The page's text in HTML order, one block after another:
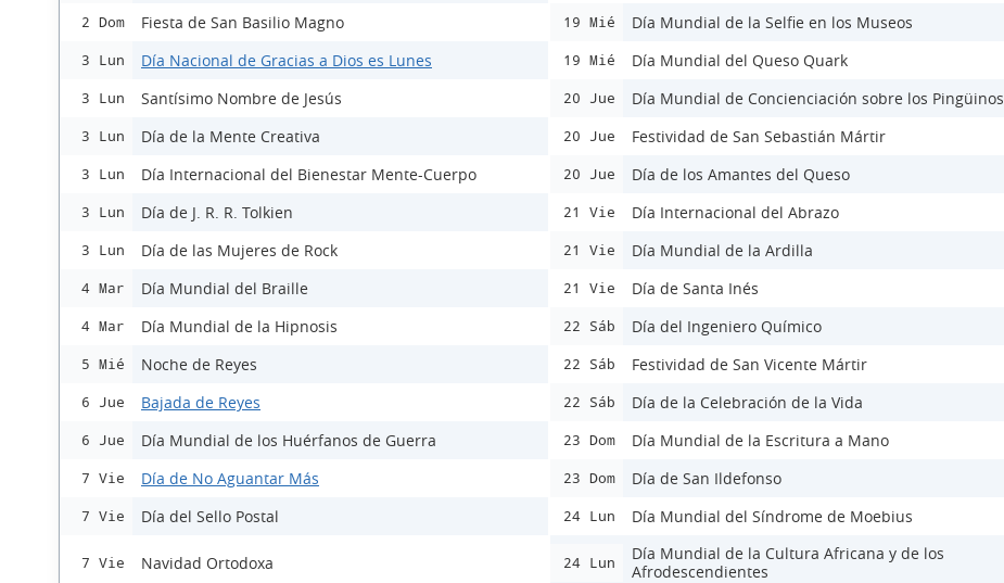
2 Dom Fiesta de San Basilio Magno
3 Lun Día Nacional de Gracias a Dios es Lunes
3 Lun Santísimo Nombre de Jesús
3 Lun Día de la Mente Creativa
3 Lun Día Internacional del Bienestar Mente-Cuerpo
3 Lun Día de J. R. R. Tolkien
3 Lun Día de las Mujeres de Rock
4 Mar Día Mundial del Braille
4 Mar Día Mundial de la Hipnosis
5 Mié Noche de Reyes
6 Jue Bajada de Reyes
6 Jue Día Mundial de los Huérfanos de Guerra
7 Vie Día de No Aguantar Más
7 Vie Día del Sello Postal
7 Vie Navidad Ortodoxa
19 Mié Día Mundial de la Selfie en los Museos
19 Mié Día Mundial del Queso Quark
20 Jue Día Mundial de Concienciación sobre los Pingüinos
20 Jue Festividad de San Sebastián Mártir
20 Jue Día de los Amantes del Queso
21 Vie Día Internacional del Abrazo
21 Vie Día Mundial de la Ardilla
21 Vie Día de Santa Inés
22 Sáb Día del Ingeniero Químico
22 Sáb Festividad de San Vicente Mártir
22 Sáb Día de la Celebración de la Vida
23 Dom Día Mundial de la Escritura a Mano
23 Dom Día de San Ildefonso
24 Lun Día Mundial del Síndrome de Moebius
24 Lun
Día Mundial de la Cultura Africana y de los
Afrodescendientes